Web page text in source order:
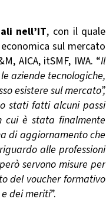
nell’IT, con il quale
sul mercato
AICA, itSMF, IWA. “Il
aziende tecnologiche,
esistere sul mercato”,
stati fatti alcuni passi
cui è stata finalmente
di aggiornamento che
alle professioni
servono misure per
del voucher formativo
dei meriti”.